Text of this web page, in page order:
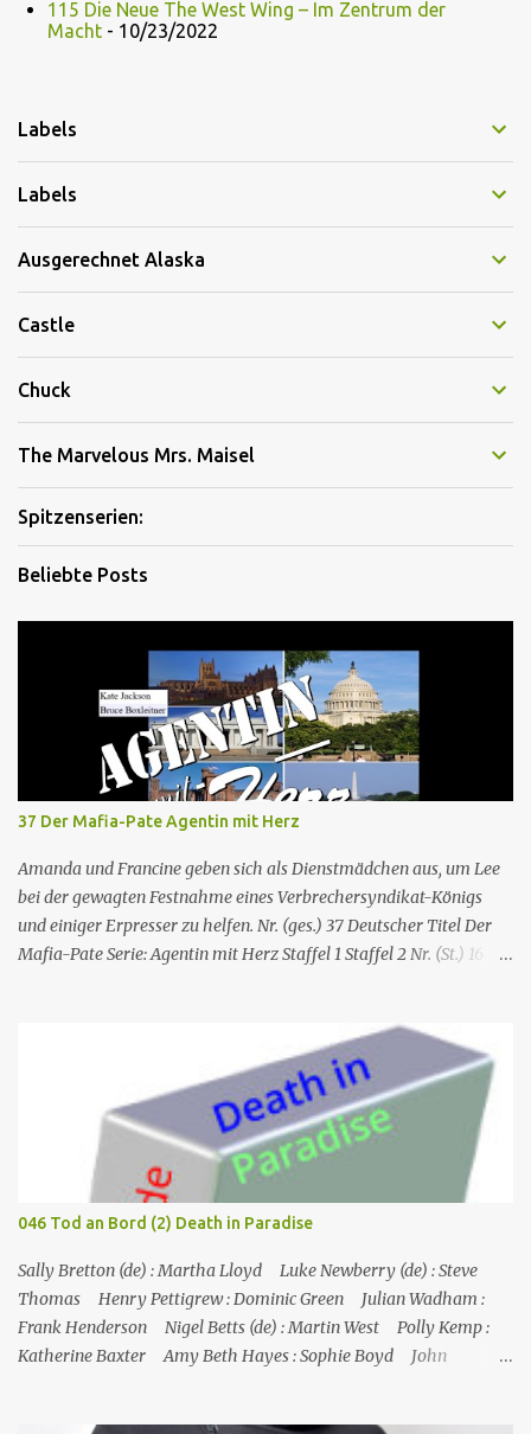
115 Die Neue The West Wing – Im Zentrum der
Macht - 10/23/2022
Labels
Labels
Ausgerechnet Alaska
Castle
Chuck
The Marvelous Mrs. Maisel
Spitzenserien:
Beliebte Posts
37 Der Mafia-Pate Agentin mit Herz
Amanda und Francine geben sich als Dienstmädchen aus, um Lee
bei der gewagten Festnahme eines Verbrechersyndikat-Königs
und einiger Erpresser zu helfen. Nr. (ges.) 37 Deutscher Titel Der
Mafia-Pate Serie: Agentin mit Herz Staffel 1 Staffel 2 Nr. (St.) 16
Mackenzie Buch Stephen Hattman Serieninfos: In dem Pilot der
Serie wird Amanda King , eine geschiedene Hausfrau und Mutter
von zwei Söhnen, als freie Mitarbeiterin eines kleinen US-
amerikanischen Geheimdienstes angeworben. Dort arbeitet sie als
Agentin an der Seite von Lee Stetson , Tarnname „Scarecrow“ (engl.
für Vogelscheuche), den sie am Ende der vierten und letzten Staffel
heiratet. Obwohl nur als Bürohilfskraft beschäftigt, wird sie
immer wieder in Undercover-Operationen verwickelt. Zunächst
unabsichtlich, dann mit Billigung ihrer Vorgesetzten, später –
nach einschlägigen Fortbildun...
046 Tod an Bord (2) Death in Paradise
Sally Bretton (de) : Martha Lloyd Luke Newberry (de) : Steve
Thomas Henry Pettigrew : Dominic Green Julian Wadham :
Frank Henderson Nigel Betts (de) : Martin West Polly Kemp :
Katherine Baxter Amy Beth Hayes : Sophie Boyd John